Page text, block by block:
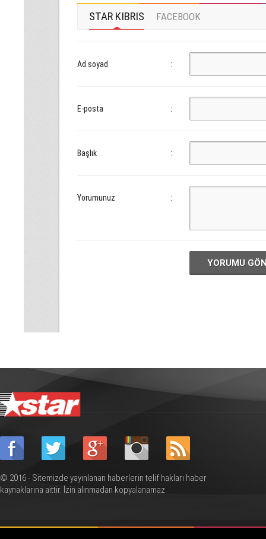
STAR KIBRIS FACEBOOK
Ad soyad :
E-posta :
Başlık :
Yorumunuz :
YORUMU
© 2016 - Sitemizde yayınlanan haberlerin telif hakları haber
kaynaklarına aittir. İzin alınmadan kopyalanamaz.